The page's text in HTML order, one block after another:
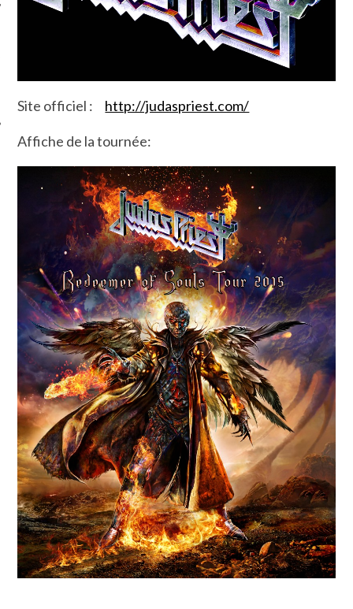
Site officiel : http://judaspriest.com/
Affiche de la tournée: